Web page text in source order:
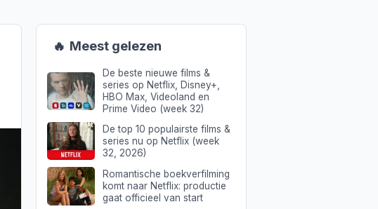
🔥 Meest gelezen
De beste nieuwe films &
series op Netflix, Disney+,
HBO Max, Videoland en
Prime Video (week 32)
De top 10 populairste films &
series nu op Netflix (week
32, 2026)
Romantische boekverfilming
komt naar Netflix: productie
gaat officieel van start